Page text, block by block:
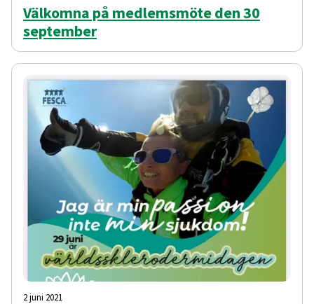
Välkomna på medlemsmöte den 30
september
2 juni 2021